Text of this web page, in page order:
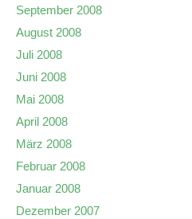
September 2008
August 2008
Juli 2008
Juni 2008
Mai 2008
April 2008
März 2008
Februar 2008
Januar 2008
Dezember 2007